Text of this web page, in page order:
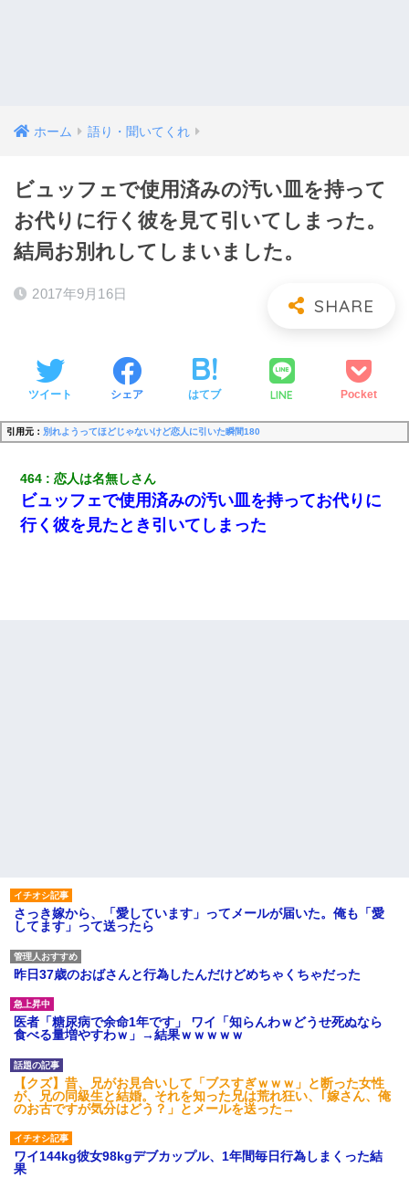
ホーム 語り・聞いてくれ
ビュッフェで使用済みの汚い皿を持って
お代りに行く彼を見て引いてしまった。
結局お別れしてしまいました。
2017年9月16日
ツイート シェア はてブ LINE Pocket
引用元： 別れようってほどじゃないけど恋人に引いた瞬間180
464 恋人は名無しさん
ビュッフェで使用済みの汚い皿を持ってお代りに
行く彼を見たとき引いてしまった
さっき嫁から、「愛しています」ってメールが届いた。俺も「愛
してます」って送ったら
昨日37歳のおばさんと行為したんだけどめちゃくちゃだった
医者「糖尿病で余命1年です」 ワイ「知らんわｗどうせ死ぬなら
食べる量増やすわｗ」→結果ｗｗｗｗｗ
【クズ】昔、兄がお見合いして「ブスすぎｗｗｗ」と断った女性
が、兄の同級生と結婚。それを知った兄は荒れ狂い、｢嫁さん、俺
のお古ですが気分はどう？」とメールを送った→
ワイ144kg彼女98kgデブカップル、1年間毎日行為しまくった結
果